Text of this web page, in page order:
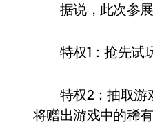
据说，此次参展
特权1：抢先试玩
特权2：抽取游戏
将赠出游戏中的稀